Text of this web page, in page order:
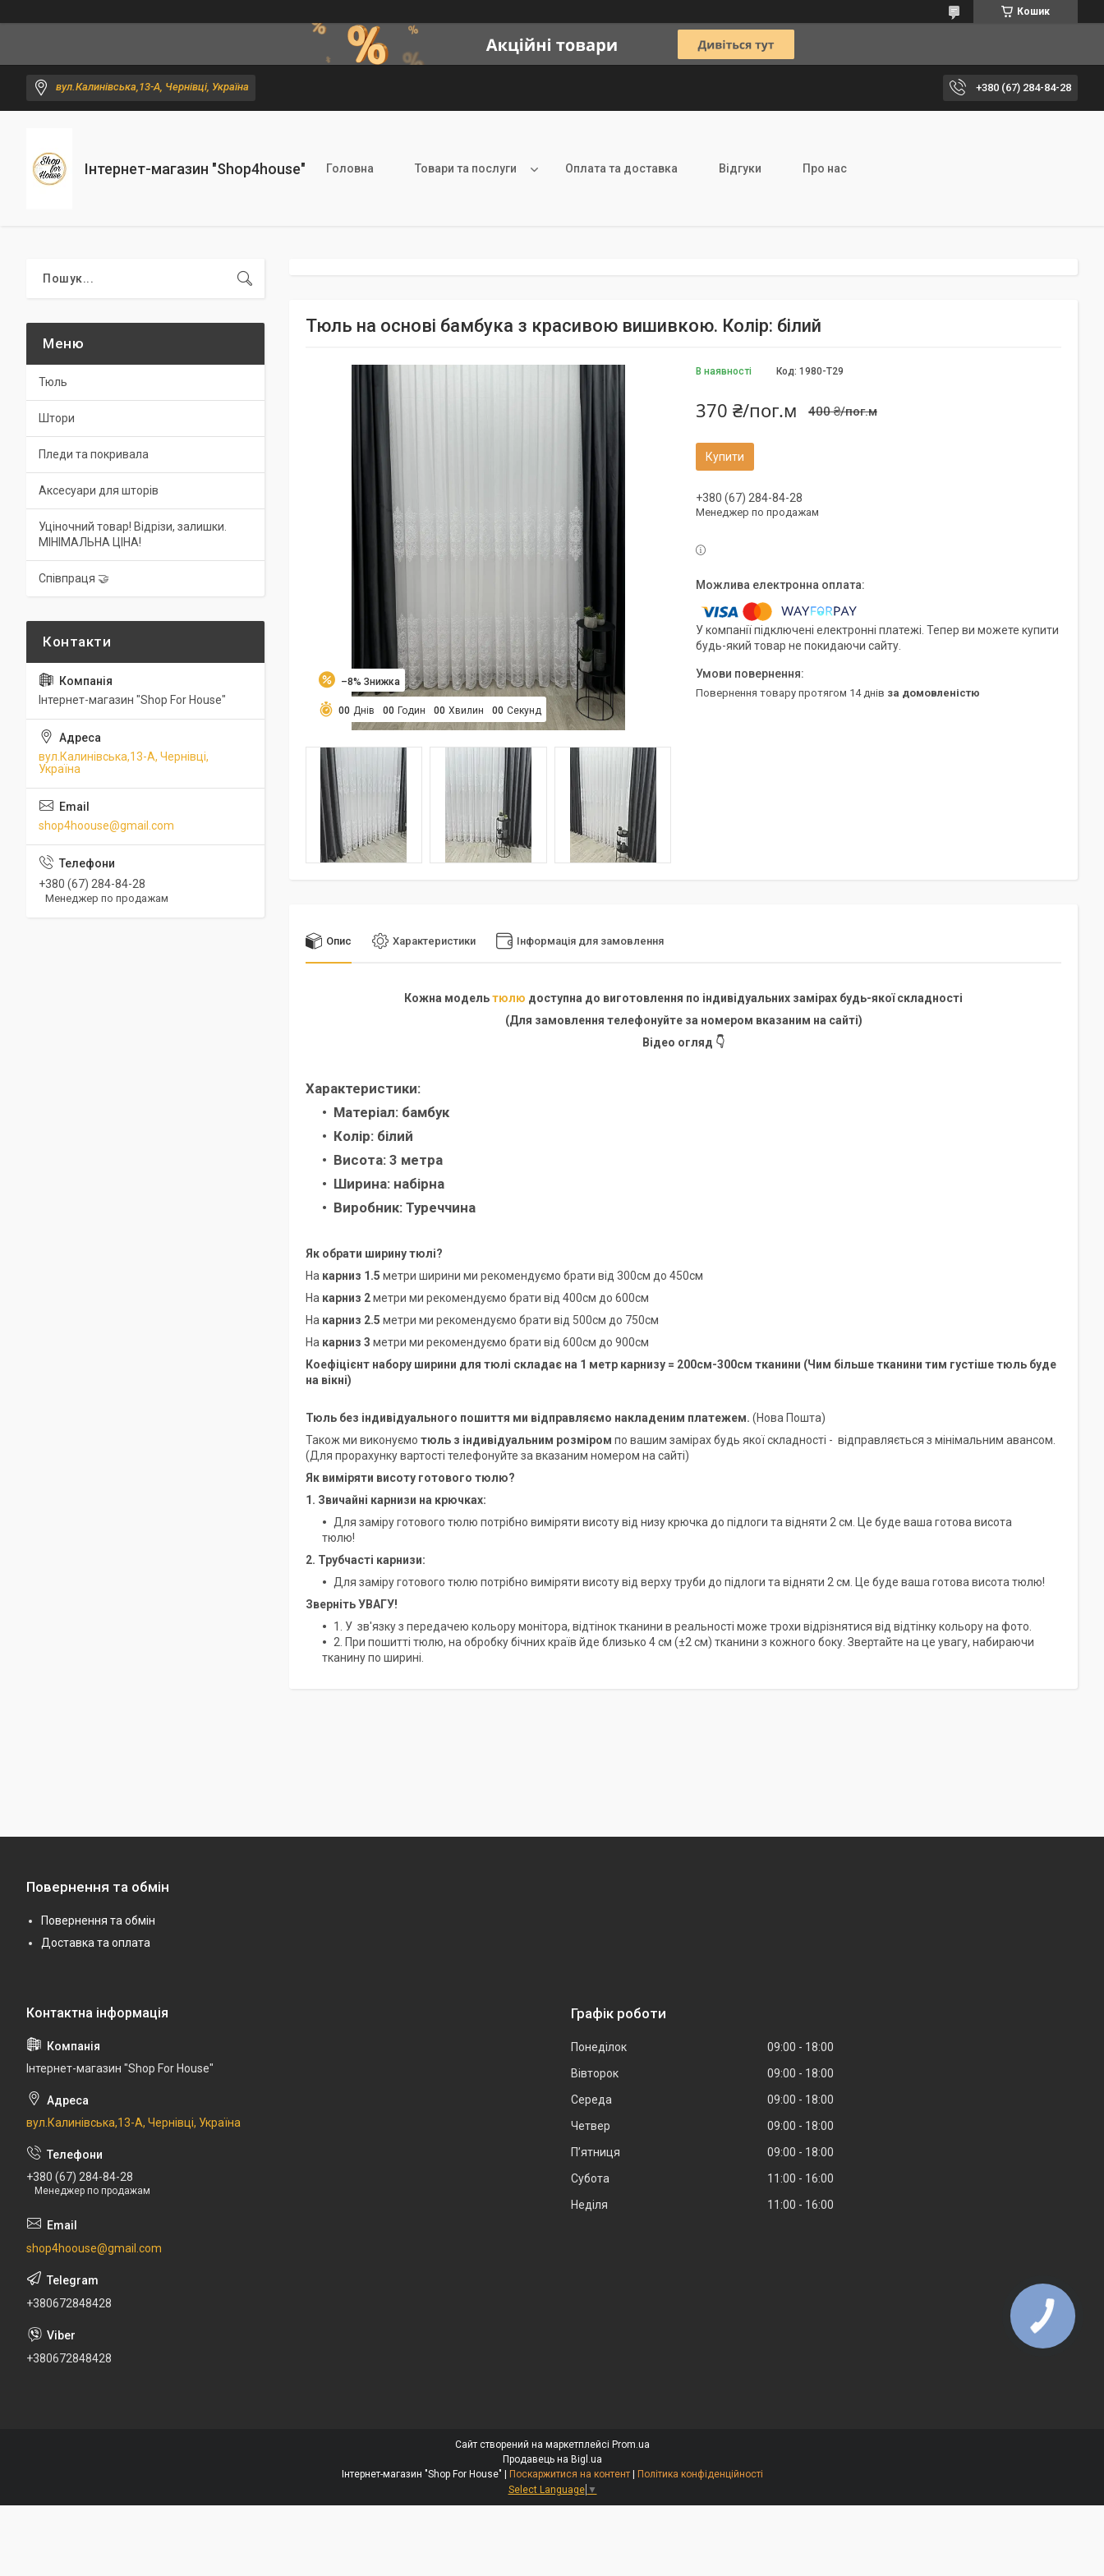
Кошик
вул.Калинівська,13-А, Чернівці, Україна +380 (67) 284-84-28
Інтернет-магазин "Shop4house" Головна Товари та послуги Оплата та доставка Відгуки Про нас
Тюль на основі бамбука з красивою вишивкою. Колір: білий
–8%
00 Днів 00 Годин 00 Хвилин 00 Секунд
В наявності Код: 1980-Т29
400 ₴/пог.м
370 ₴/пог.м
Купити
+380 (67) 284-84-28
Менеджер по продажам
У компанії підключені електронні платежі. Тепер ви можете купити
будь-який товар не покидаючи сайту.
повернення товару протягом 14 днів за домовленістю
Опис Характеристики Інформація для замовлення
Кожна модельтюлю доступна до виготовлення по індивідуальних замірах будь-якої складності
(Для замовлення телефонуйте за номером вказаним на сайті)
Відео огляд 👇
Характеристики:
Матеріал: бамбук
Колір: білий
Висота: 3 метра
Ширина: набірна
Виробник: Туреччина
Як обрати ширину тюлі?
На карниз 1.5 метри ширини ми рекомендуємо брати від 300см до 450см
На карниз 2метри ми рекомендуємо брати від 400см до 600см
На карниз 2.5 метри ми рекомендуємо брати від 500см до 750см
На карниз 3 метри ми рекомендуємо брати від 600см до 900см
Коефіцієнт набору ширини для тюлі складає на 1 метр карнизу = 200см-300см тканини (Чим більше тканини тим густіше тюль буде
на вікні)
Тюль без індивідуального пошиття ми відправляємо накладеним платежем. (Нова Пошта)
Також ми виконуємо тюль з індивідуальним розміром по вашим замірах будь якої складності - відправляється з мінімальним авансом.
(Для прорахунку вартості телефонуйте за вказаним номером на сайті)
Як виміряти висоту готового тюлю?
1. Звичайні карнизи на крючках:
Для заміру готового тюлю потрібно виміряти висоту від низу крючка до підлоги та відняти 2 см. Це буде ваша готова висота
тюлю!
2. Трубчасті карнизи:
Для заміру готового тюлю потрібно виміряти висоту від верху труби до підлоги та відняти 2 см. Це буде ваша готова висота тюлю!
Зверніть УВАГУ!
1. У зв'язку з передачею кольору монітора, відтінок тканини в реальності може трохи відрізнятися від відтінку кольору на фото.
2. При пошитті тюлю, на обробку бічних країв йде близько 4 см (±2 см) тканини з кожного боку. Звертайте на це увагу, набираючи
тканину по ширині.
Тюль
Штори
Пледи та покривала
Аксесуари для шторів
Уціночний товар! Відрізи, залишки.
МІНІМАЛЬНА ЦІНА!
Співпраця 🤝
Інтернет-магазин "Shop For House"
вул.Калинівська,13-А, Чернівці,
Україна
shop4hoouse@gmail.com
+380 (67) 284-84-28
Менеджер по продажам
Повернення та обмін
Повернення та обмін
Доставка та оплата
Інтернет-магазин "Shop For House"
вул.Калинівська,13-А, Чернівці, Україна
+380 (67) 284-84-28
Менеджер по продажам
shop4hoouse@gmail.com
+380672848428
+380672848428
Графік роботи
Понеділок 09:00
18:00
Вівторок
09:00
18:00
Середа
09:00
18:00
Четвер
09:00
18:00
Пʼятниця
09:00
18:00
Субота
11:00
16:00
Неділя
11:00 16:00
Сайт створений на маркетплейсі Prom.ua
Продавець на Bigl.ua
Поскаржитися на контент
Політика конфіденційності
Select Language ▼